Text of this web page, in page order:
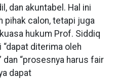
dan akuntabel. Hal ini
pihak calon, tetapi juga
hukum Prof. Siddiq
diterima oleh
“prosesnya harus fair
dapat